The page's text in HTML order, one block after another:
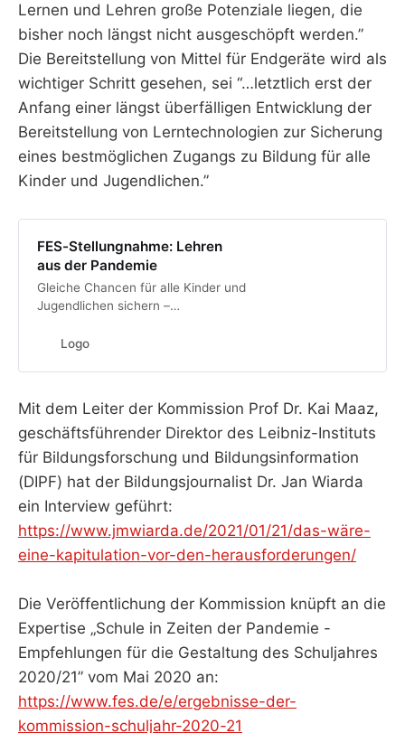
Lernen und Lehren große Potenziale liegen, die
bisher noch längst nicht ausgeschöpft werden.”
Die Bereitstellung von Mittel für Endgeräte wird als
wichtiger Schritt gesehen, sei “…letztlich erst der
Anfang einer längst überfälligen Entwicklung der
Bereitstellung von Lerntechnologien zur Sicherung
eines bestmöglichen Zugangs zu Bildung für alle
Kinder und Jugendlichen.”
FES-Stellungnahme: Lehren
aus der Pandemie
Gleiche Chancen für alle Kinder und
Jugendlichen sichern –
Expert_innenkommission.
Logo
Mit dem Leiter der Kommission Prof Dr. Kai Maaz,
geschäftsführender Direktor des Leibniz-Instituts
für Bildungsforschung und Bildungsinformation
(DIPF) hat der Bildungsjournalist Dr. Jan Wiarda
ein Interview geführt:
https://www.jmwiarda.de/2021/01/21/das-wäre-
eine-kapitulation-vor-den-herausforderungen/
Die Veröffentlichung der Kommission knüpft an die
Expertise „Schule in Zeiten der Pandemie -
Empfehlungen für die Gestaltung des Schuljahres
2020/21” vom Mai 2020 an:
https://www.fes.de/e/ergebnisse-der-
kommission-schuljahr-2020-21